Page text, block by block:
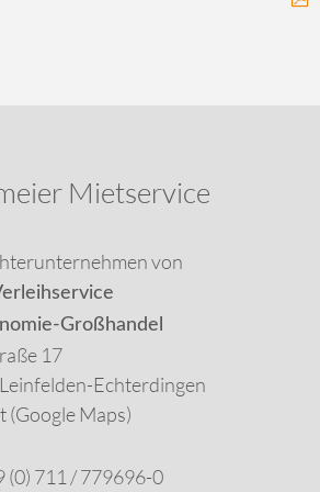
Mietservice
von
Großhandel
17
Echterdingen
(Google Maps)
(0) 711 / 779696-0